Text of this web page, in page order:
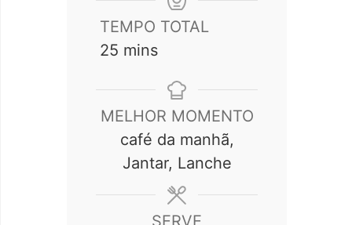
TEMPO TOTAL
25 minutes
mins
MELHOR MOMENTO
café da manhã,
Jantar, Lanche
SERVE